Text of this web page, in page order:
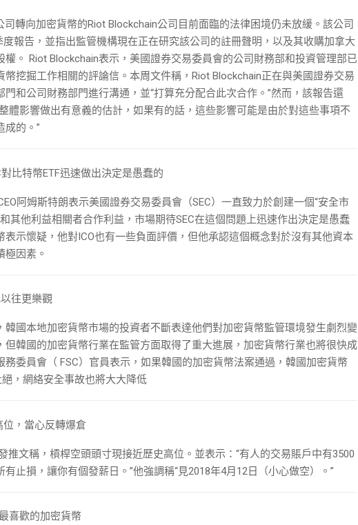
轉向加密貨幣的Riot Blockchain公司目前面臨的法律困境仍未放緩。該公司
報告，並指出監管機構現在正在研究該公司的註冊聲明，以及其收購加拿大
權。 Riot Blockchain表示，美國證券交易委員會的公司財務部和投資管理部已
挖掘工作相關的評論信。本周文件稱，Riot Blockchain正在與美國證券交易
和公司財務部門進行溝通，並“打算充分配合此次合作。”然而，該報告還
體影響做出有意義的估計，如果有的話，這些影響可能是由於對這些事項不
成的。”
比特幣ETF迅速做出決定是愚蠢的
阿姆斯特朗表示美國證券交易委員會（SEC）一直致力於創建一個“安全市
其他利益相關者合作利益，市場期待SEC在這個問題上迅速作出決定是愚蠢
表示懷疑，他對ICO也有一些負面評價，但他承認這個概念對於沒有其他資本
極因素。
往更樂觀
韓國本地加密貨幣市場的投資者不斷表達他們對加密貨幣監管環境發生劇烈變
但韓國的加密貨幣行業在監管方面取得了重大進展，加密貨幣行業也將很快成
委員會（ FSC）官員表示，如果韓國的加密貨幣法案通過，韓國加密貨幣
，網絡安全事故也將大大降低
，當心反轉爆倉
推文稱，槓桿空頭頭寸現接近歷史高位。並表示：“有人的交易賬戶中有3500
止損，讓你有個發薪日。”他強調稱“見2018年4月12日（小心做空）。”
喜歡的加密貨幣